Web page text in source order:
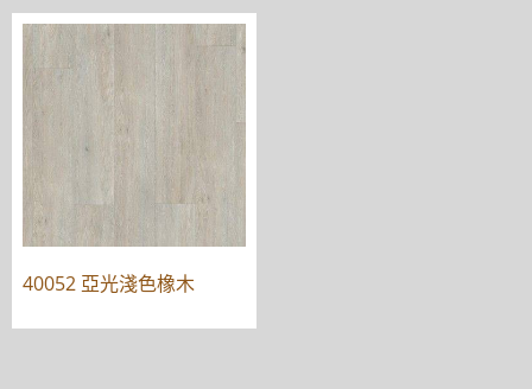
40052 亞光淺色橡木